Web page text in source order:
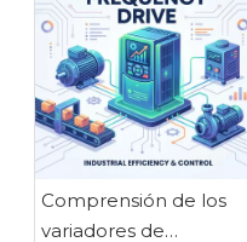
Comprensión de los
variadores de